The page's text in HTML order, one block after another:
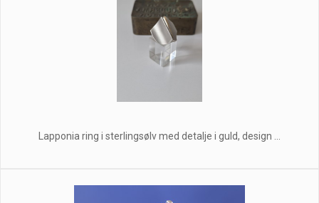
Lapponia ring i sterlingsølv med detalje i guld, design ...